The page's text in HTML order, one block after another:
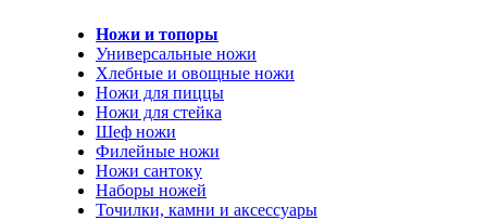
Ножи и топоры
Универсальные ножи
Хлебные и овощные ножи
Ножи для пиццы
Ножи для стейка
Шеф ножи
Филейные ножи
Ножи сантоку
Наборы ножей
Точилки, камни и аксессуары